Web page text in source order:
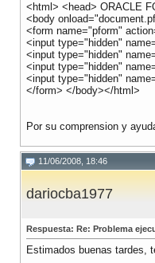
<html> <head> ORACLE
<body
<form name="pform"
<input type="hidden"
<input type="hidden"
<input type="hidden"
<input type="hidden"
</form> </body></html>
Por su comprension y
11/06/2008, 18:46
dariocba1977
Respuesta: Re: Problema
Estimados buenas tardes,